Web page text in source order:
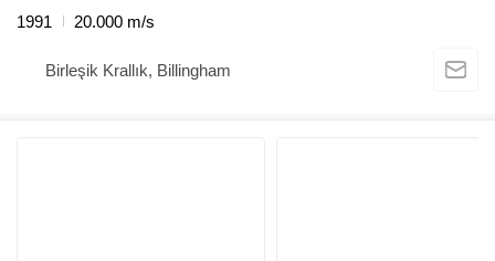
1991
20.000 m/s
Birleşik Krallık, Billingham